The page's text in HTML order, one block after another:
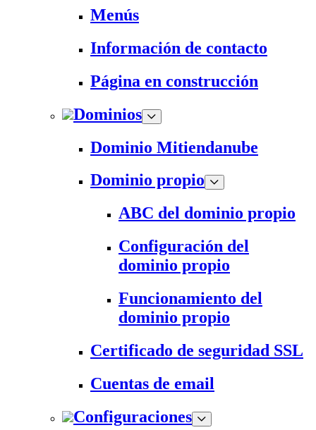
Menús
Información de contacto
Página en construcción
Dominios
Dominio Mitiendanube
Dominio propio
ABC del dominio propio
Configuración del
dominio propio
Funcionamiento del
dominio propio
Certificado de seguridad SSL
Cuentas de email
Configuraciones